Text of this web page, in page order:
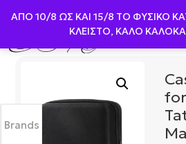
ΑΠΟ 10/8 ΩΣ KAI 15/8 ΤΟ ΦΥΣΙΚΟ
ΚΛΕΙΣΤΟ, ΚΑΛΟ
for
Brands